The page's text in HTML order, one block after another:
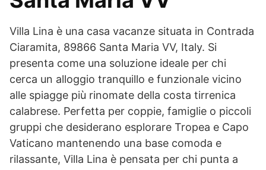
Villa Lina è una casa vacanze situata in Contrada
Ciaramita, 89866 Santa Maria VV, Italy. Si
presenta come una soluzione ideale per chi
cerca un alloggio tranquillo e funzionale vicino
alle spiagge più rinomate della costa tirrenica
calabrese. Perfetta per coppie, famiglie o piccoli
gruppi che desiderano esplorare Tropea e Capo
Vaticano mantenendo una base comoda e
rilassante, Villa Lina è pensata per chi punta a